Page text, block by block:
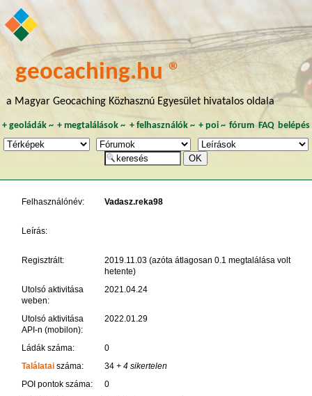
geocaching.hu ®
a Magyar Geocaching Közhasznú Egyesület hivatalos oldala
+ geoládák~ +megtalálások ~ + felhasználók~ + poi~ fórum FAQ belépés
Felhasználónév: Vadasz.reka98
Leírás:
Regisztrált:
2019.11.03 (azóta átlagosan 0.1 megtalálása volt
hetente)
Utolsó aktivitása
weben:
2021.04.24
Utolsó aktivitása
API-n (mobilon):
2022.01.29
Ládák száma:
0
Találatai száma: 34+ 4 sikertelen
POI pontok száma:
0